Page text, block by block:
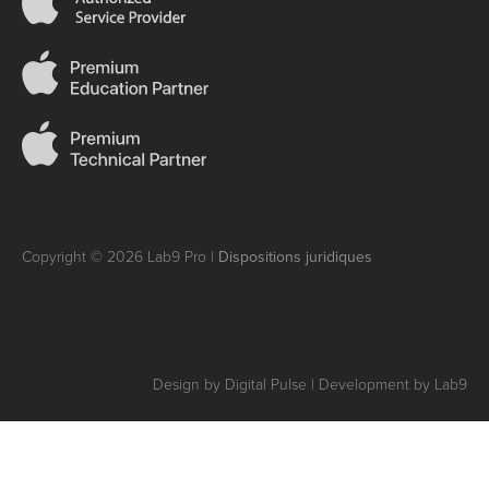
Copyright © 2026 Lab9 Pro | Dispositions juridiques
Design by Digital Pulse | Development by Lab9